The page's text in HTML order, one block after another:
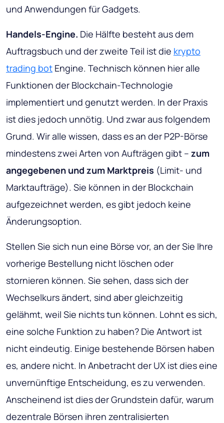
und Anwendungen für Gadgets.
Handels-Engine. Die Hälfte besteht aus dem
Auftragsbuch und der zweite Teil ist die krypto
trading bot Engine. Technisch können hier alle
Funktionen der Blockchain-Technologie
implementiert und genutzt werden. In der Praxis
ist dies jedoch unnötig. Und zwar aus folgendem
Grund. Wir alle wissen, dass es an der P2P-Börse
mindestens zwei Arten von Aufträgen gibt – zum
angegebenen und zum Marktpreis (Limit- und
Marktaufträge). Sie können in der Blockchain
aufgezeichnet werden, es gibt jedoch keine
Änderungsoption.
Stellen Sie sich nun eine Börse vor, an der Sie Ihre
vorherige Bestellung nicht löschen oder
stornieren können. Sie sehen, dass sich der
Wechselkurs ändert, sind aber gleichzeitig
gelähmt, weil Sie nichts tun können. Lohnt es sich,
eine solche Funktion zu haben? Die Antwort ist
nicht eindeutig. Einige bestehende Börsen haben
es, andere nicht. In Anbetracht der UX ist dies eine
unvernünftige Entscheidung, es zu verwenden.
Anscheinend ist dies der Grundstein dafür, warum
dezentrale Börsen ihren zentralisierten